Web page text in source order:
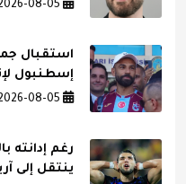
استقبال
إسطنبول
رغم إدانته
ينتقل إلى